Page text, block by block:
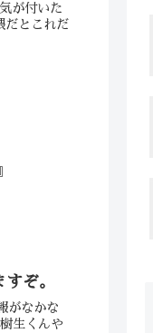
が付いた
とこれだ
ぞ。
がなかな
生くんや